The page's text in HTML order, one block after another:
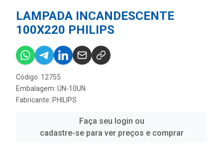
LAMPADA INCANDESCENTE
100X220 PHILIPS
Código: 12755
Embalagem: UN-10UN
Fabricante: PHILIPS
Faça seu login ou
cadastre-se para ver preços e comprar